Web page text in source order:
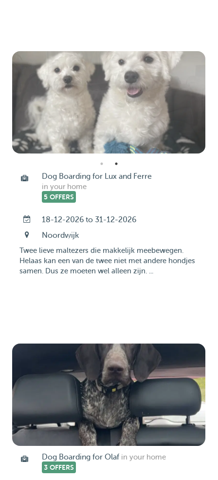
Dog Boarding for Lux and Ferre
in your home
5 OFFERS
18-12-2026 to 31-12-2026
Noordwijk
Twee lieve maltezers die makkelijk meebewegen.
Helaas kan een van de twee niet met andere hondjes
samen. Dus ze moeten wel alleen zijn. ...
Dog Boarding for Olaf in your home
3 OFFERS